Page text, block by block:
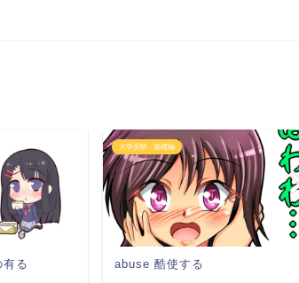
る
大学受験 - 基礎編
abuse 酷使する